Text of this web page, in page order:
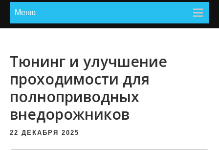
Меню
Тюнинг и улучшение
проходимости для
полноприводных
внедорожников
22 ДЕКАБРЯ 2025